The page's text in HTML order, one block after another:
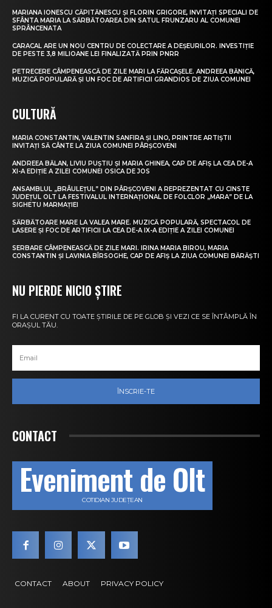
MARIANA IONESCU CĂPITĂNESCU ȘI FLORIN GRIGORE, INVITAȚI SPECIALI DE
SFÂNTA MARIA LA SĂRBĂTOAREA DIN SATUL FRUNZARU AL COMUNEI
SPRÂNCENATA
CARACAL ARE UN NOU CENTRU DE COLECTARE A DEȘEURILOR. INVESTIȚIE
DE PESTE 3,8 MILIOANE LEI FINALIZATĂ PRIN PNRR
PETRECERE CÂMPENEASCĂ DE ZILE MARI LA FĂRCAȘELE. ANDREEA BĂNICĂ,
MUZICĂ POPULARĂ ȘI UN FOC DE ARTIFICII GRANDIOS DE ZIUA COMUNEI
CULTURĂ
MARIA CONSTANTIN, VALENTIN SANFIRA ȘI LINO, PRINTRE ARTIȘTII
INVITAȚI SĂ CÂNTE LA ZIUA COMUNEI PÂRȘCOVENI
ANDREEA BĂLAN, LIVIU PUȘTIU ȘI MARIA GHINEA, CAP DE AFIȘ LA CEA DE-A
XI-A EDIȚIE A ZILEI COMUNEI OSICA DE JOS
ANSAMBLUL „BRÂULEȚUL” DIN PÂRȘCOVENI A REPREZENTAT CU CINSTE
JUDEȚUL OLT LA FESTIVALUL INTERNAȚIONAL DE FOLCLOR „MARA” DE LA
SIGHETU MARMAȚIEI
SĂRBĂTOARE MARE LA VALEA MARE. MUZICĂ POPULARĂ, SPECTACOL DE
LASERE ȘI FOC DE ARTIFICII LA CEA DE-A IX-A EDIȚIE A ZILEI COMUNEI
SERBARE CÂMPENEASCĂ DE ZILE MARI. IRINA MARIA BIROU, MARIA
CONSTANTIN ȘI LAVINIA BÎRSOGHE, CAP DE AFIȘ LA ZIUA COMUNEI BĂRĂȘTI
NU PIERDE NICIO ȘTIRE
FI LA CURENT CU TOATE ȘTIRILE DE PE GLOB ȘI VEZI CE SE ÎNTÂMPLĂ ÎN
ORAȘUL TĂU.
ÎNSCRIE-TE
CONTACT
Eveniment de Olt
COTIDIAN JUDEȚEAN
CONTACT ABOUT PRIVACY POLICY